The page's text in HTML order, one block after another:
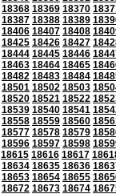
18368 18369 18370
18387 18388 18389
18406 18407 18408
18425 18426 18427
18444 18445 18446
18463 18464 18465
18482 18483 18484
18501 18502 18503
18520 18521 18522
18539 18540 18541
18558 18559 18560
18577 18578 18579
18596 18597 18598
18615 18616 18617
18634 18635 18636
18653 18654 18655
18672 18673 18674